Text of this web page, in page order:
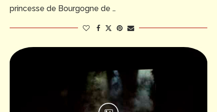
princesse de Bourgogne de …